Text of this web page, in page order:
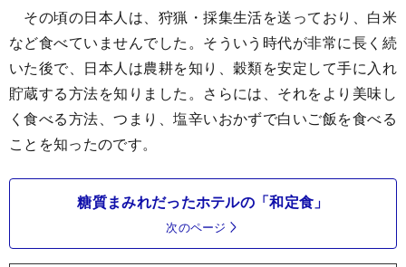
その頃の日本人は、狩猟・採集生活を送っており、白米
など食べていませんでした。そういう時代が非常に長く続
いた後で、日本人は農耕を知り、穀類を安定して手に入れ
貯蔵する方法を知りました。さらには、それをより美味し
く食べる方法、つまり、塩辛いおかずで白いご飯を食べる
ことを知ったのです。
糖質まみれだったホテルの「和定食」
次のページ